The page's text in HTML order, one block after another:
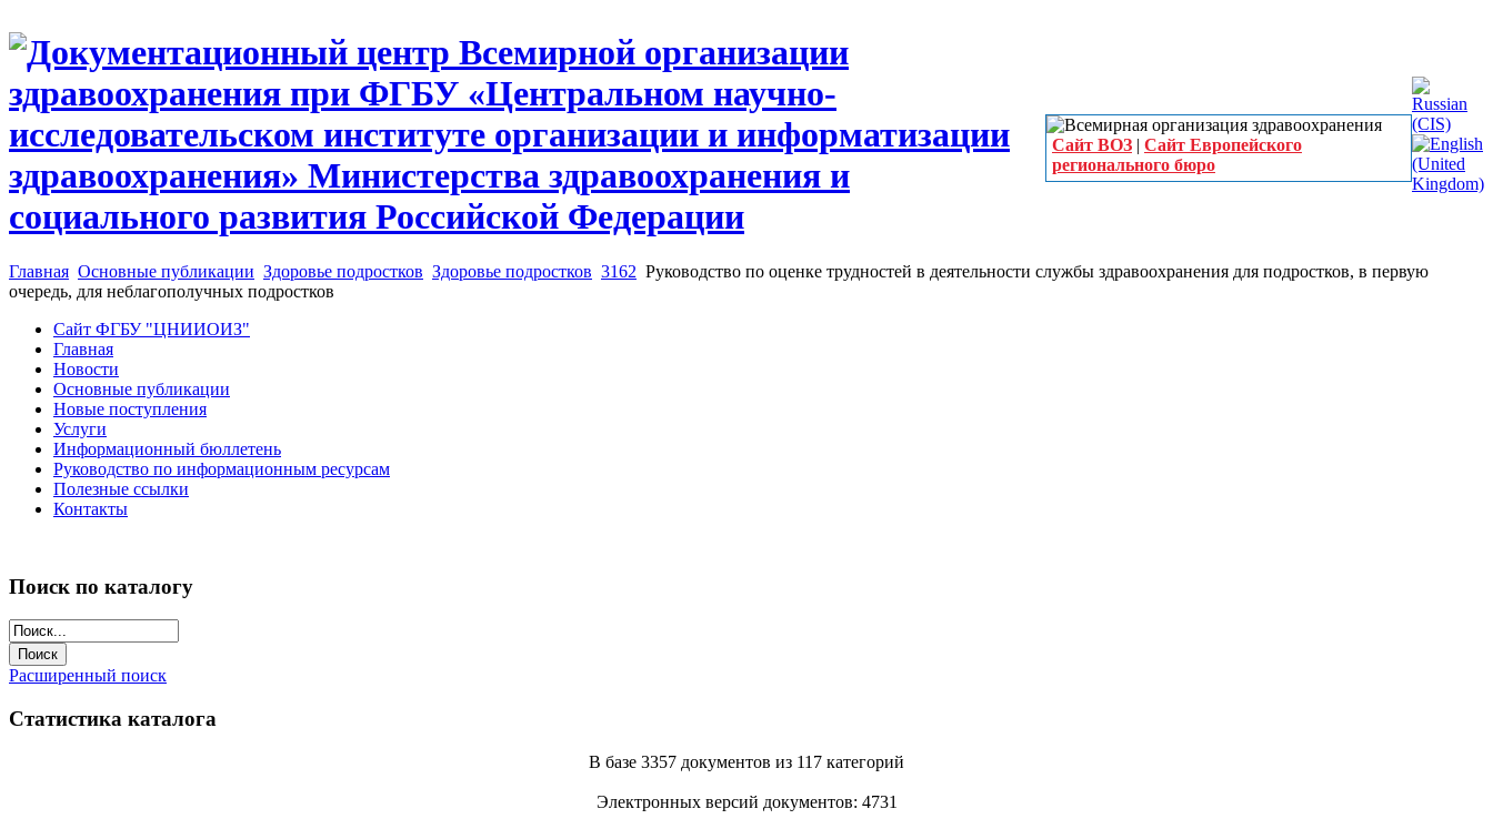
Сайт ВОЗ | Сайт Европейского
регионального бюро
Главная Основные публикации Здоровье подростков Здоровье подростков 3162 Руководство по оценке трудностей в деятельности службы здравоохранения для подростков, в первую
очередь, для неблагополучных подростков
Сайт ФГБУ "ЦНИИОИЗ"
Главная
Новости
Основные публикации
Новые поступления
Услуги
Информационный бюллетень
Руководство по информационным ресурсам
Полезные ссылки
Контакты
Поиск по каталогу
Расширенный поиск
Статистика каталога
В базе 3357 документов из 117 категорий
Электронных версий документов: 4731